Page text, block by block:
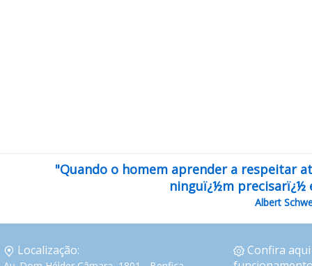
"Quando o homem aprender a respeitar
ninguï¿½m precisarï¿½
Albert
Localização:
Confira